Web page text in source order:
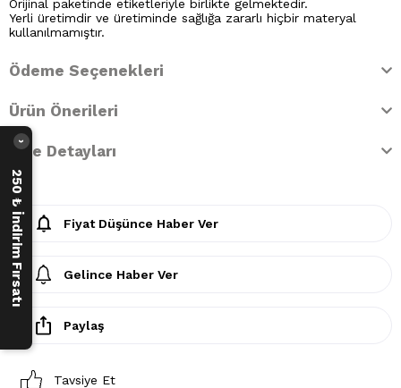
Orijinal paketinde etiketleriyle birlikte gelmektedir.
Yerli üretimdir ve üretiminde sağlığa zararlı hiçbir materyal
kullanılmamıştır.
Ödeme Seçenekleri
Ürün Önerileri
İade Detayları
Fiyat Düşünce Haber Ver
Gelince Haber Ver
Paylaş
Tavsiye Et
250 ₺ İndirim Fırsatı
›